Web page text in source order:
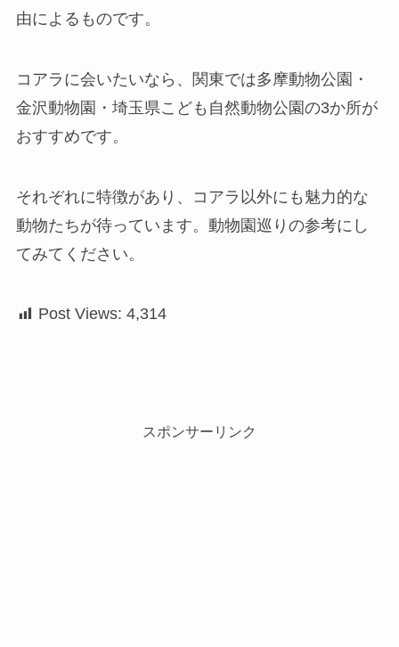
由によるものです。
コアラに会いたいなら、関東では多摩動物公園・
金沢動物園・埼玉県こども自然動物公園の3か所が
おすすめです。
それぞれに特徴があり、コアラ以外にも魅力的な
動物たちが待っています。動物園巡りの参考にし
てみてください。
Post Views: 4,314
スポンサーリンク